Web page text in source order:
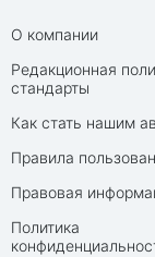
О компании
Редакционная
стандарты
Как стать нашим
Правила
Правовая
Политика